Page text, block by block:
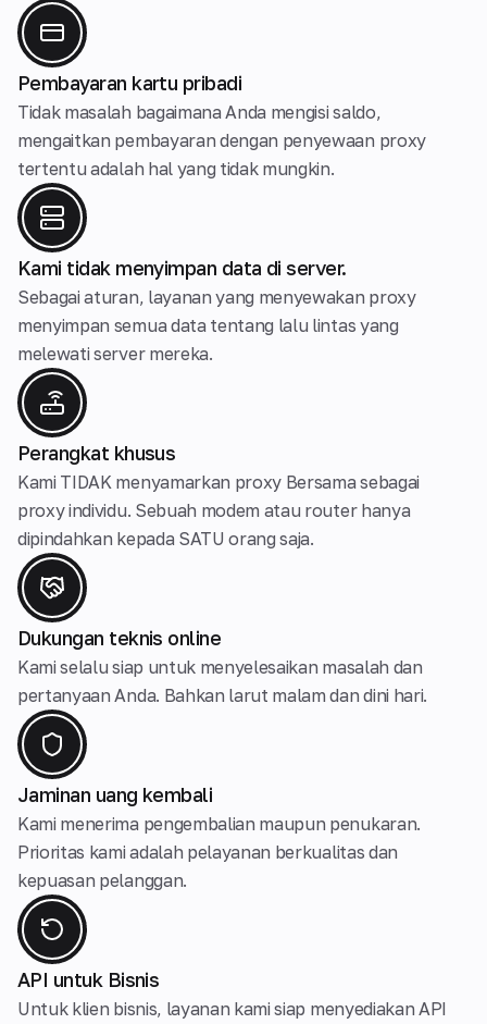
Pembayaran kartu pribadi
Tidak masalah bagaimana Anda mengisi saldo,
mengaitkan pembayaran dengan penyewaan proxy
tertentu adalah hal yang tidak mungkin.
Kami tidak menyimpan data di server.
Sebagai aturan, layanan yang menyewakan proxy
menyimpan semua data tentang lalu lintas yang
melewati server mereka.
Perangkat khusus
Kami TIDAK menyamarkan proxy Bersama sebagai
proxy individu. Sebuah modem atau router hanya
dipindahkan kepada SATU orang saja.
Dukungan teknis online
Kami selalu siap untuk menyelesaikan masalah dan
pertanyaan Anda. Bahkan larut malam dan dini hari.
Jaminan uang kembali
Kami menerima pengembalian maupun penukaran.
Prioritas kami adalah pelayanan berkualitas dan
kepuasan pelanggan.
API untuk Bisnis
Untuk klien bisnis, layanan kami siap menyediakan API